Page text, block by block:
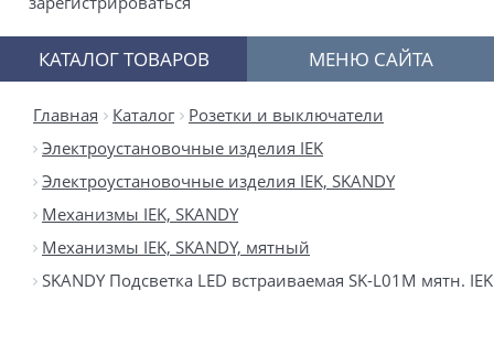
КАТАЛОГ ТОВАРОВ МЕНЮ САЙТА
Главная Каталог
Розетки и выключатели
Электроустановочные изделия IEK
Электроустановочные изделия IEK, SKANDY
Механизмы IEK, SKANDY
Механизмы IEK, SKANDY, мятный
SKANDY Подсветка LED встраиваемая SK-L01M мятн. IEK